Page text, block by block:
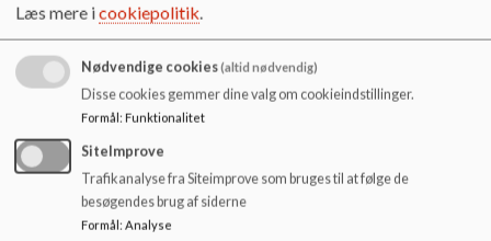
i
Træffes på skolen efter aftale.
Tlf.:+45 24 88 56 59
malo@odense.dk
Odinskolen
Læs mere icookiepolitik.
Nødvendige cookies(altid nødvendig)
Disse cookies gemmer dine valg om cookieindstillinger.
Formål: Funktionalitet
SiteImprove
Trafikanalyse fra Siteimprove som bruges til at følge de
besøgendes brug af siderne
Formål: Analyse